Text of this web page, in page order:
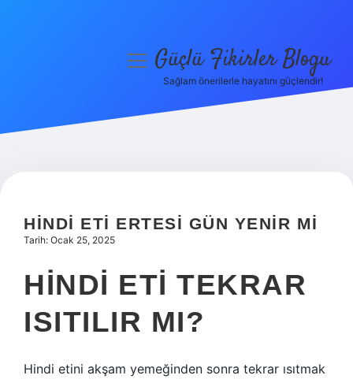
Hakkımızda
menüyüGüçlü Fikirler Blogu
Sağlam önerilerle hayatını güçlendir!
HINDI ETI ERTESI GÜN YENIR MI
Tarih: Ocak 25, 2025
HINDI ETI TEKRAR
ISITILIR MI?
Hindi etini akşam yemeğinden sonra tekrar ısıtmak